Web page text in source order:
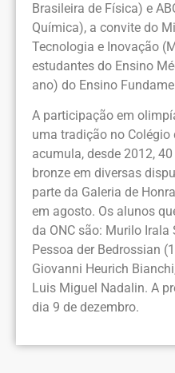
Brasileira de Física) e
Química), a convite do
Tecnologia e Inovação
estudantes do Ensino
ano) do Ensino
A participação em
uma tradição no Colégio
acumula, desde 2012,
bronze em diversas
parte da Galeria de
em agosto. Os alunos
da ONC são: Murilo
Pessoa der Bedrossian
Giovanni Heurich
Luis Miguel Nadalin. A
dia 9 de dezembro.